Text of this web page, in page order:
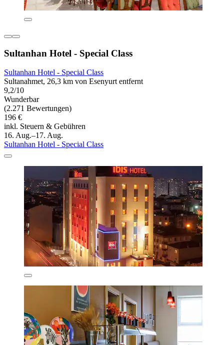
Sultanhan Hotel - Special Class
Sultanhan Hotel - Special Class
Sultanahmet, 26,3 km von Esenyurt entfernt
9,2/10
Wunderbar
(2.271 Bewertungen)
196 €
inkl. Steuern & Gebühren
16. Aug.–17. Aug.
Sultanhan Hotel - Special Class